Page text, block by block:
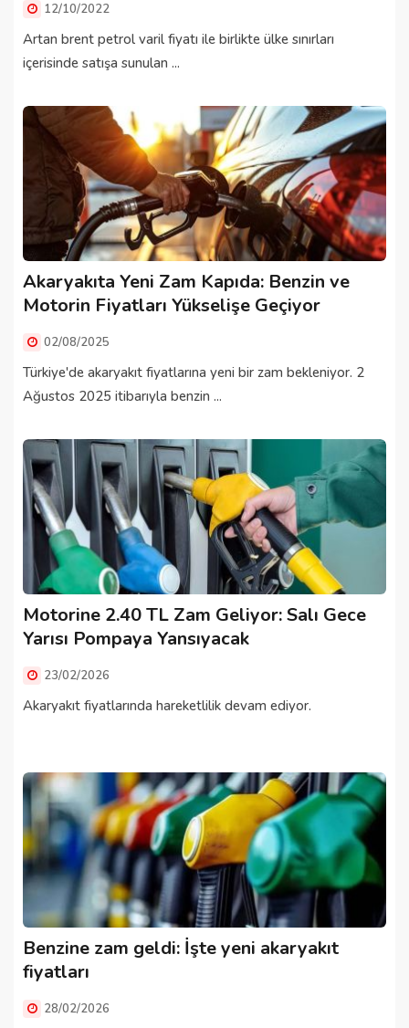
12/10/2022
Artan brent petrol varil fiyatı ile birlikte ülke sınırları
içerisinde satışa sunulan ...
Akaryakıta Yeni Zam Kapıda: Benzin ve
Motorin Fiyatları Yükselişe Geçiyor
02/08/2025
Türkiye'de akaryakıt fiyatlarına yeni bir zam bekleniyor. 2
Ağustos 2025 itibarıyla benzin ...
Motorine 2.40 TL Zam Geliyor: Salı Gece
Yarısı Pompaya Yansıyacak
23/02/2026
Akaryakıt fiyatlarında hareketlilik devam ediyor.
Benzine zam geldi: İşte yeni akaryakıt
fiyatları
28/02/2026